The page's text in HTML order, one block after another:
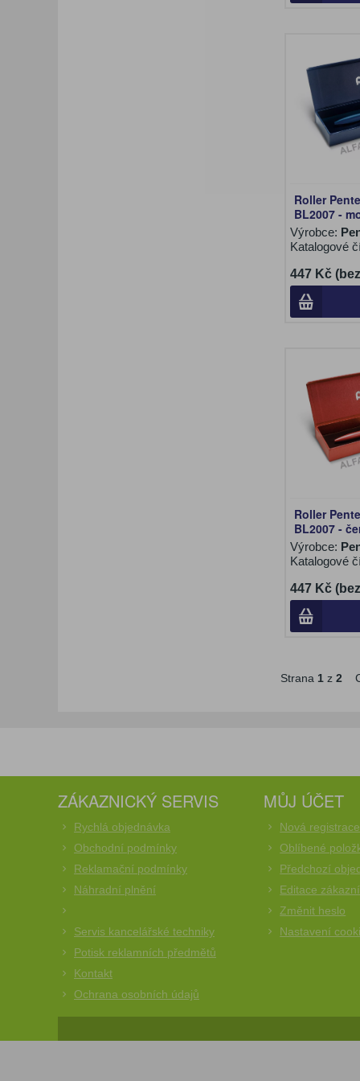
Roller
BL2007 -
Výrobce:
Katalogové
447 Kč
Roller
BL2007 -
Výrobce:
Katalogové
447 Kč
Strana 1z 2
ZÁKAZNICKÝ SERVIS
Rychlá objednávka
Obchodní podmínky
Reklamační podmínky
Náhradní plnění
Servis kancelářské techniky
Potisk reklamních předmětů
Kontakt
Ochrana osobních údajů
MŮJ ÚČET
Nová registrace
Oblíbené
Předchozí
Editace
Změnit heslo
Nastavení